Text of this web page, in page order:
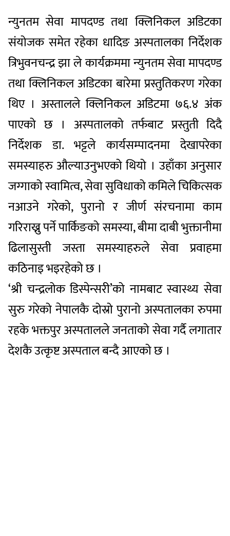
न्युनतम सेवा मापदण्ड तथा क्लिनिकल अडिटका
संयोजक समेत रहेका धादिङ अस्पतालका निर्देशक
त्रिभुवनचन्द्र झा ले कार्यक्रममा न्युनतम सेवा मापदण्ड
तथा क्लिनिकल अडिटका बारेमा प्रस्तुतिकरण गरेका
थिए । अस्तालले क्लिनिकल अडिटमा ७६.४ अंक
पाएको छ । अस्पतालको तर्फबाट प्रस्तुती दिदै
निर्देशक डा. भट्टले कार्यसम्पादनमा देखापरेका
समस्याहरु औल्याउनुभएको थियो । उहाँका अनुसार
जग्गाको स्वामित्व, सेवा सुविधाको कमिले चिकित्सक
नआउने गरेको, पुरानो र जीर्ण संरचनामा काम
गरिराख्नु पर्ने पार्किङको समस्या, बीमा दाबी भुक्तानीमा
ढिलासुस्ती जस्ता समस्याहरुले सेवा प्रवाहमा
कठिनाइ भइरहेको छ ।
‘श्री चन्द्रलोक डिस्पेन्सरी’को नामबाट स्वास्थ्य सेवा
सुरु गरेको नेपालकै दोस्रो पुरानो अस्पतालका रुपमा
रहके भक्तपुर अस्पतालले जनताको सेवा गर्दै लगातार
देशकै उत्कृष्ट अस्पताल बन्दै आएको छ ।